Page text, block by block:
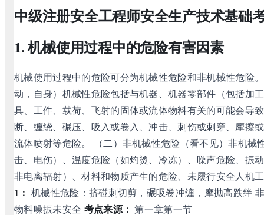
中级注册安全工程师安全生产技术基础
1. 机械使用过程中的危险有害因素
机械使用过程中的危险可分为机械性危险和非机械性危险
动，自身）机械性危险包括与机器、机器零部件（包括加
具、工件、载荷、飞射的固体或流体物料有关的可能会导
断、缠绕、碾压、吸入或卷入、冲击、刺伤或刺穿、摩擦
流体喷射等危险。 （二）非机械性危险（看不见）非机械
击、电伤）、温度危险（如灼烫、冷冻）、噪声危险、振
非电离辐射）、材料和物质产生的危险、未履行安全人机
1：
机械性危险：挤碰刺切剪，碾吸卷冲缠，摩抛高跌绊
物料噪振未安全 考点来源： 第一章第一节